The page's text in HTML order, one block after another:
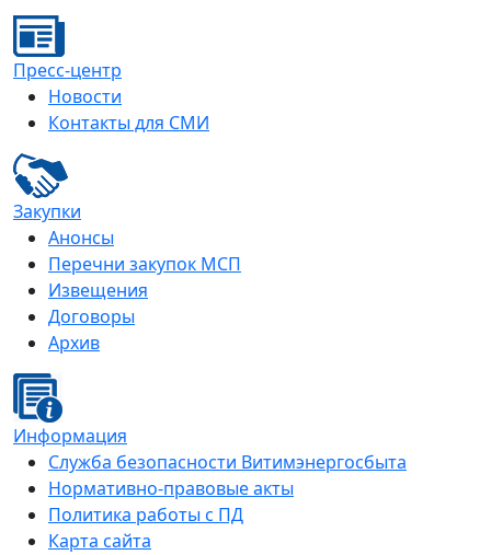
Пресс-центр
Новости
Контакты для СМИ
Закупки
Анонсы
Перечни закупок МСП
Извещения
Договоры
Архив
Информация
Служба безопасности Витимэнергосбыта
Нормативно-правовые акты
Политика работы с ПД
Карта сайта